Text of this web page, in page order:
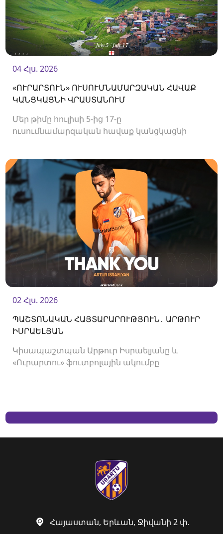
04 Հլս. 2026
«ՈՒՐԱՐՏՈՒՆ» ՈՒՍՈՒՄՆԱՄԱՐԶԱԿԱՆ ՀԱՎԱՔ
ԿԱՆՑԿԱՑՆԻ ՎՐԱՍՏԱՆՈՒՄ
Մեր թիմը հուլիսի 5-ից 17-ը
ուսումնամարզական հավաք կանցկացնի
02 Հլս. 2026
ՊԱՇՏՈՆԱԿԱՆ ՀԱՅՏԱՐԱՐՈՒԹՅՈՒՆ․ ԱՐԹՈՒՐ
ԻՍՐԱԵԼՅԱՆ
Կիսապաշտպան Արթուր Իսրաելյանը և
«Ուրարտու» ֆուտբոլային ակումբը
Հայաստան, Երևան, Ջիվանի 2 փ.